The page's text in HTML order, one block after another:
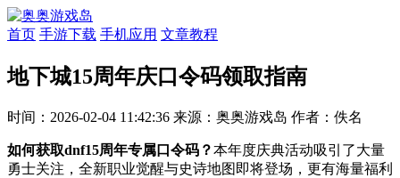
首页 手游下载 手机应用 文章教程
地下城15周年庆口令码领取指南
时间：2026-02-04 11:42:36 来源：奥奥游戏岛 作者：佚名
如何获取dnf15周年专属口令码？本年度庆典活动吸引了大量
勇士关注，全新职业觉醒与史诗地图即将登场，更有海量福利